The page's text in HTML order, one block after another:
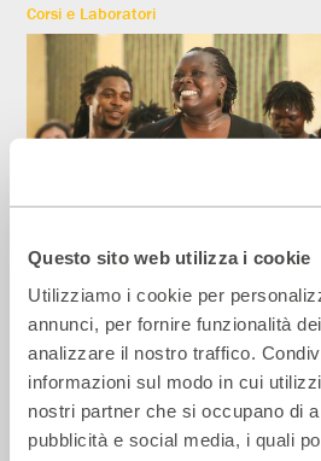
Questo sito web utilizza i cookie
Utilizziamo i cookie per
annunci, per fornire funzionalità
analizzare il nostro traffico.
informazioni sul modo in cui
nostri partner che si occupano di
pubblicità e social media, i quali
Corsi e Laboratori
Senza Sankara
2017 - 2018 Cartellone
Incontri e Libri